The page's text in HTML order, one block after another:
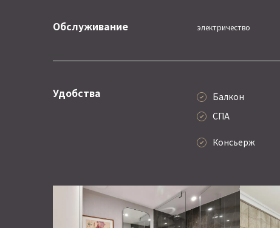
Обслуживание электричество
Удобства Балкон
СПА
Консьерж